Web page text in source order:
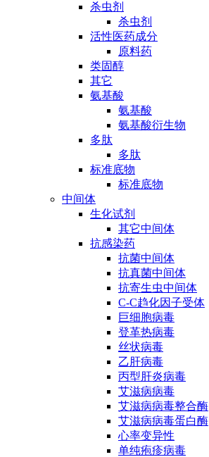
杀虫剂
杀虫剂
活性医药成分
原料药
类固醇
其它
氨基酸
氨基酸
氨基酸衍生物
多肽
多肽
标准底物
标准底物
中间体
生化试剂
其它中间体
抗感染药
抗菌中间体
抗真菌中间体
抗寄生虫中间体
C-C趋化因子受体
巨细胞病毒
登革热病毒
丝状病毒
乙肝病毒
丙型肝炎病毒
艾滋病病毒
艾滋病病毒整合酶
艾滋病病毒蛋白酶
心率变异性
单纯疱疹病毒